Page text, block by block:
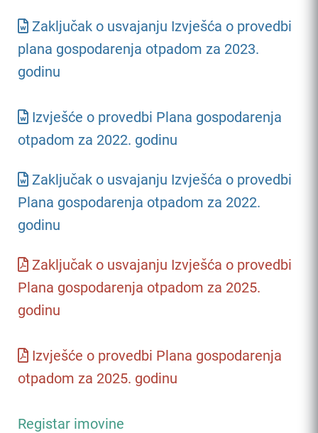
Zaključak o usvajanju Izvješća o provedbi
plana gospodarenja otpadom za 2023.
godinu
Izvješće o provedbi Plana gospodarenja
otpadom za 2022. godinu
Zaključak o usvajanju Izvješća o provedbi
Plana gospodarenja otpadom za 2022.
godinu
Zaključak o usvajanju Izvješća o provedbi
Plana gospodarenja otpadom za 2025.
godinu
Izvješće o provedbi Plana gospodarenja
otpadom za 2025. godinu
Registar imovine